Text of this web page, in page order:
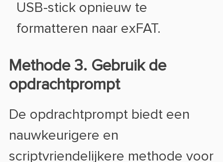
USB-stick opnieuw te
formatteren naar exFAT.
Methode 3. Gebruik de
opdrachtprompt
De opdrachtprompt biedt een
nauwkeurigere en
scriptvriendelijkere methode voor